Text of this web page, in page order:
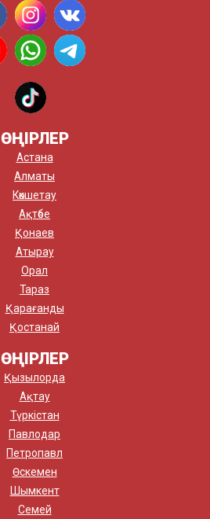
ӨҢІРЛЕР
Астана
Алматы
Көкшетау
Ақтөбе
Қонаев
Атырау
Орал
Тараз
Қарағанды
Қостанай
ӨҢІРЛЕР
Қызылорда
Ақтау
Түркістан
Павлодар
Петропавл
Өскемен
Шымкент
Семей